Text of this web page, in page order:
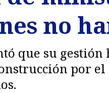
no
que su gestión
por